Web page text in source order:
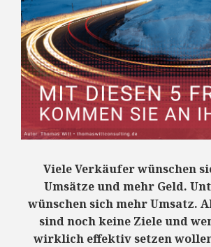
Viele Verkäufer wünschen
Umsätze und mehr Geld.
wünschen sich mehr Umsatz.
sind noch keine Ziele und
wirklich effektiv setzen